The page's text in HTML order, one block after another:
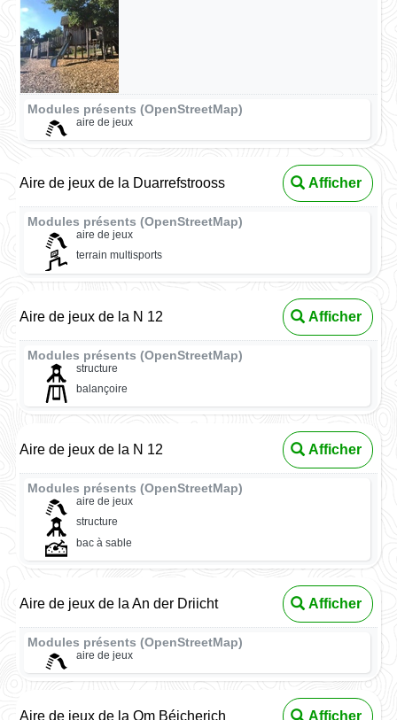
Modules présents (OpenStreetMap)
aire de jeux
Aire de jeux de la Duarrefstrooss Afficher
Modules présents (OpenStreetMap)
aire de jeux
terrain multisports
Aire de jeux de la N 12 Afficher
Modules présents (OpenStreetMap)
structure
balançoire
Aire de jeux de la N 12 Afficher
Modules présents (OpenStreetMap)
aire de jeux
structure
bac à sable
Aire de jeux de la An der Driicht Afficher
Modules présents (OpenStreetMap)
aire de jeux
Aire de jeux de la Om Béicherich Afficher